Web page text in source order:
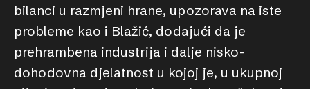
bilanci u razmjeni hrane, upozorava na iste
probleme kao i Blažić, dodajući da je
prehrambena industrija i dalje nisko-
dohodovna djelatnost u kojoj je, u ukupnoj